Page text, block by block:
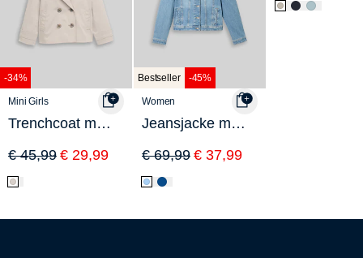
-34%
Mini Girls
Trenchcoat mit wasserabweisender Funktion
€ 45,99 € 29,99
Bestseller -45%
Women
Jeansjacke mit recycelter Baumwolle
€ 69,99 € 37,99